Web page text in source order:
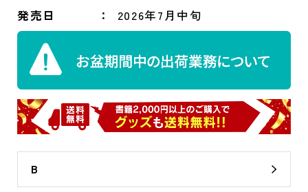
発売日 2026年7月中旬
B